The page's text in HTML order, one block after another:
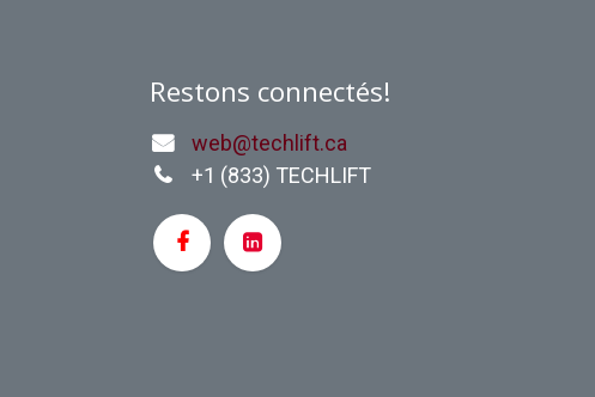
Restons connectés!
web@techlift.ca
+1 (833) TECHLIFT